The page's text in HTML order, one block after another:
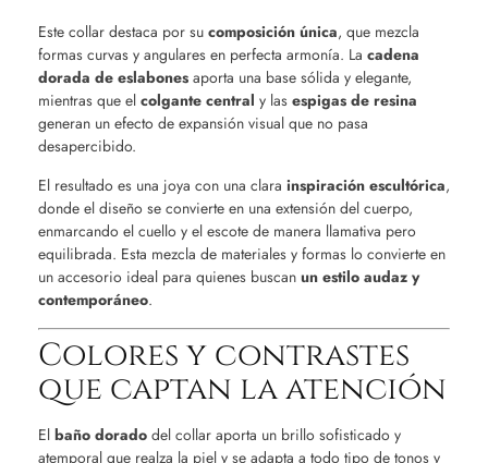
Este collar destaca por su composición única, que mezcla
formas curvas y angulares en perfecta armonía. La cadena
dorada de eslabones aporta una base sólida y elegante,
mientras que el colgante central y las espigas de resina
generan un efecto de expansión visual que no pasa
desapercibido.
El resultado es una joya con una clara inspiración escultórica,
donde el diseño se convierte en una extensión del cuerpo,
enmarcando el cuello y el escote de manera llamativa pero
equilibrada. Esta mezcla de materiales y formas lo convierte en
un accesorio ideal para quienes buscan un estilo audaz y
contemporáneo.
Colores y contrastes
que captan la atención
El baño dorado del collar aporta un brillo sofisticado y
atemporal que realza la piel y se adapta a todo tipo de tonos y